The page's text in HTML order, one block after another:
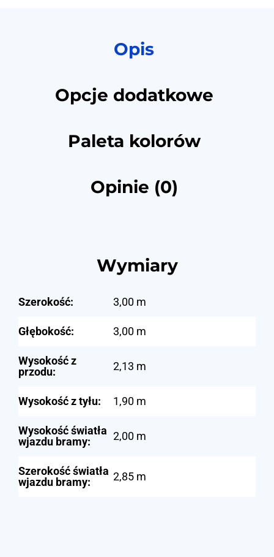
Opis
Opcje dodatkowe
Paleta kolorów
Opinie (0)
Wymiary
Szerokość: 3,00 m
Głębokość: 3,00 m
Wysokość z
przodu:
2,13 m
Wysokość z tyłu: 1,90 m
Wysokość światła
wjazdu bramy:
2,00 m
Szerokość światła
wjazdu bramy:
2,85 m